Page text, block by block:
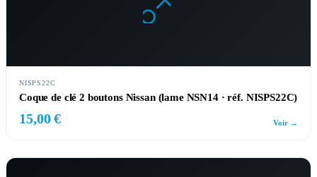
NISPS22C
Coque de clé 2 boutons Nissan (lame NSN14 · réf. NISPS22C)
15,00 € Voir →